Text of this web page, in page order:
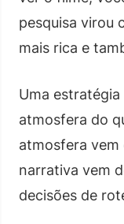
pesquisa virou
mais rica e
Uma
atmosfera do
atmosfera vem
narrativa vem
decisões de